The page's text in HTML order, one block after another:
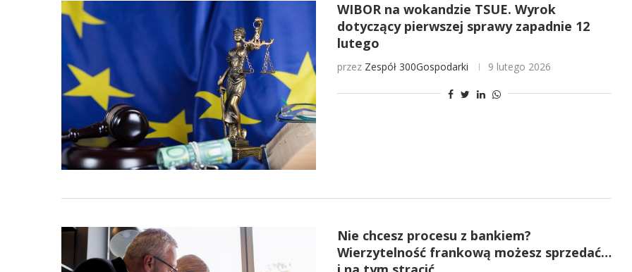
WIBOR na wokandzie TSUE. Wyrok
dotyczący pierwszej sprawy zapadnie 12
lutego
przez Zespół 300Gospodarki 9 lutego 2026
Nie chcesz procesu z bankiem?
Wierzytelność frankową możesz sprzedać…